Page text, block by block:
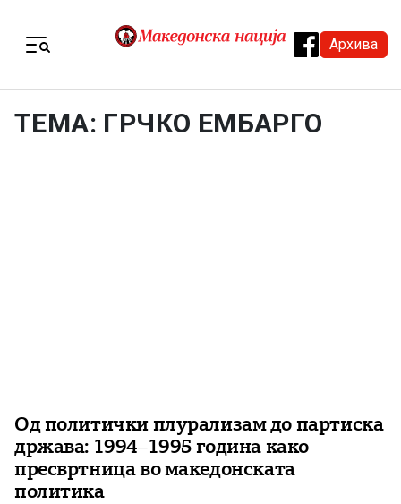
Архива
ТЕМА: ГРЧКО ЕМБАРГО
Од политички плурализам до партиска
држава: 1994–1995 година како
пресвртница во македонската
политика